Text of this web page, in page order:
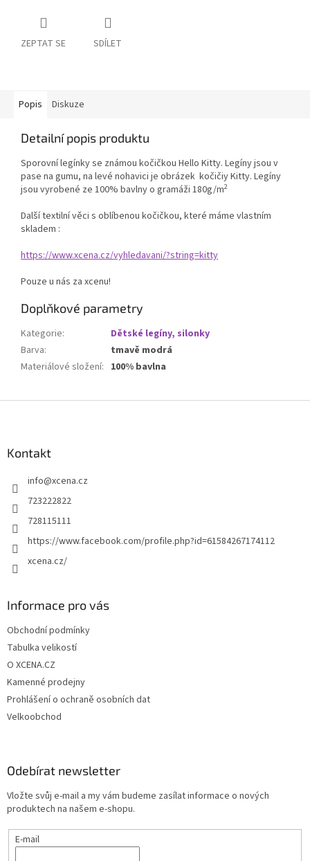
ZEPTAT SE SDÍLET
Popis Diskuze
Detailní popis produktu
Sporovní legínky se známou kočičkou Hello Kitty. Legíny jsou v
pase na gumu, na levé nohavici je obrázek kočičiy Kitty. Legíny
jsou vyrobené ze 100% bavlny o gramáži 180g/m2
Další textilní věci s oblíbenou kočičkou, které máme vlastním
skladem :
https://www.xcena.cz/vyhledavani/?string=kitty
Pouze u nás za xcenu!
Doplňkové parametry
Kategorie:
Dětské legíny, silonky
Barva:
tmavě modrá
Materiálové složení: 100% bavlna
Kontakt
info@xcena.cz
723222822
728115111
https://www.facebook.com/profile.php?id=61584267174112
xcena.cz/
Informace pro vás
Obchodní podmínky
Tabulka velikostí
O XCENA.CZ
Kamenné prodejny
Prohlášení o ochraně osobních dat
Velkoobchod
Odebírat newsletter
Vložte svůj e-mail a my vám budeme zasílat informace o nových
produktech na našem e-shopu.
E-mail